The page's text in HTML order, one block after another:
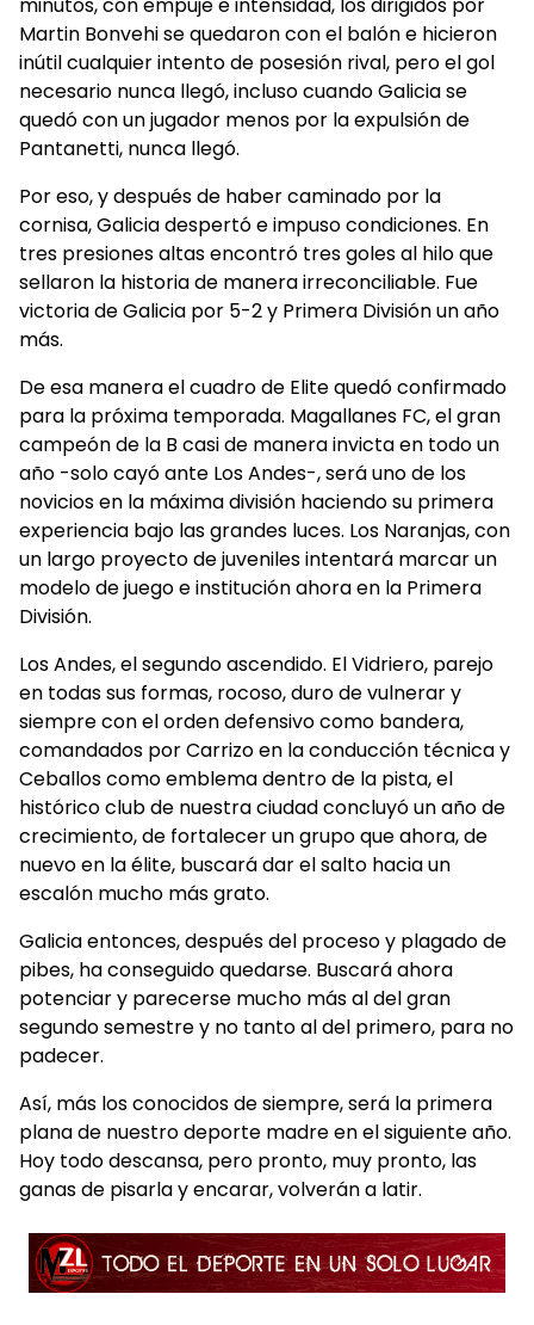
minutos, con empuje e intensidad, los dirigidos por
Martin Bonvehi se quedaron con el balón e hicieron
inútil cualquier intento de posesión rival, pero el gol
necesario nunca llegó, incluso cuando Galicia se
quedó con un jugador menos por la expulsión de
Pantanetti, nunca llegó.
Por eso, y después de haber caminado por la
cornisa, Galicia despertó e impuso condiciones. En
tres presiones altas encontró tres goles al hilo que
sellaron la historia de manera irreconciliable. Fue
victoria de Galicia por 5-2 y Primera División un año
más.
De esa manera el cuadro de Elite quedó confirmado
para la próxima temporada. Magallanes FC, el gran
campeón de la B casi de manera invicta en todo un
año -solo cayó ante Los Andes-, será uno de los
novicios en la máxima división haciendo su primera
experiencia bajo las grandes luces. Los Naranjas, con
un largo proyecto de juveniles intentará marcar un
modelo de juego e institución ahora en la Primera
División.
Los Andes, el segundo ascendido. El Vidriero, parejo
en todas sus formas, rocoso, duro de vulnerar y
siempre con el orden defensivo como bandera,
comandados por Carrizo en la conducción técnica y
Ceballos como emblema dentro de la pista, el
histórico club de nuestra ciudad concluyó un año de
crecimiento, de fortalecer un grupo que ahora, de
nuevo en la élite, buscará dar el salto hacia un
escalón mucho más grato.
Galicia entonces, después del proceso y plagado de
pibes, ha conseguido quedarse. Buscará ahora
potenciar y parecerse mucho más al del gran
segundo semestre y no tanto al del primero, para no
padecer.
Así, más los conocidos de siempre, será la primera
plana de nuestro deporte madre en el siguiente año.
Hoy todo descansa, pero pronto, muy pronto, las
ganas de pisarla y encarar, volverán a latir.